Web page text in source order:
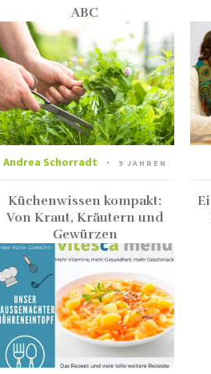
ABC
Andrea Schorradt 9 JAHREN
Küchenwissen kompakt:
Von Kraut, Kräutern und
Gewürzen